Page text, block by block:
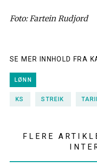
Foto: Fartein Rudjord
SE MER INNHOLD FRA
LØNN
KS STREIK
FLERE